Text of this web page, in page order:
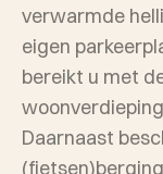
verwarmde
eigen
bereikt u met
Daarnaast